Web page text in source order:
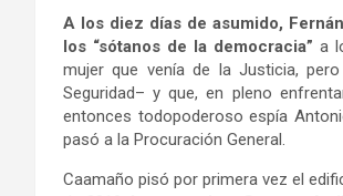
A los diez días de asumido,
los “sótanos de la democracia” a
mujer que venía de la Justicia,
Seguridad– y que, en pleno
entonces todopoderoso espía
pasó a la Procuración General.
Caamaño pisó por primera vez el